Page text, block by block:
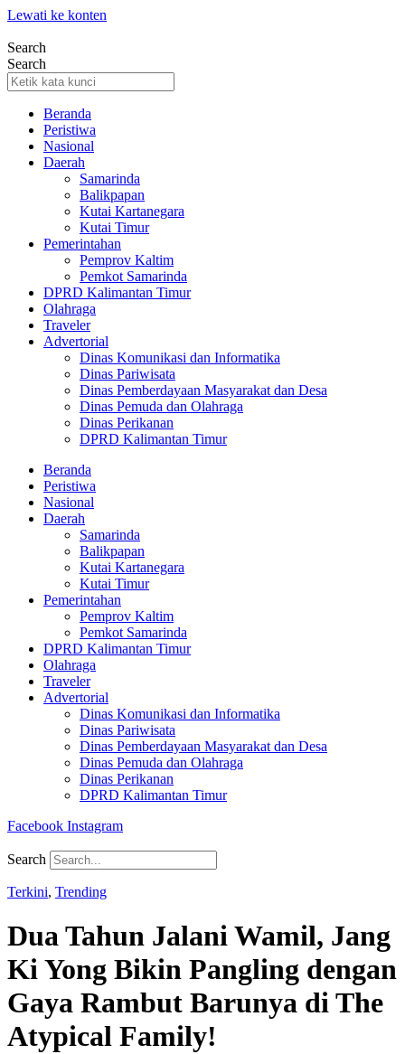
Lewati ke konten
Search
Search
Beranda
Peristiwa
Nasional
Daerah
Samarinda
Balikpapan
Kutai Kartanegara
Kutai Timur
Pemerintahan
Pemprov Kaltim
Pemkot Samarinda
DPRD Kalimantan Timur
Olahraga
Traveler
Advertorial
Dinas Komunikasi dan Informatika
Dinas Pariwisata
Dinas Pemberdayaan Masyarakat dan Desa
Dinas Pemuda dan Olahraga
Dinas Perikanan
DPRD Kalimantan Timur
Beranda
Peristiwa
Nasional
Daerah
Samarinda
Balikpapan
Kutai Kartanegara
Kutai Timur
Pemerintahan
Pemprov Kaltim
Pemkot Samarinda
DPRD Kalimantan Timur
Olahraga
Traveler
Advertorial
Dinas Komunikasi dan Informatika
Dinas Pariwisata
Dinas Pemberdayaan Masyarakat dan Desa
Dinas Pemuda dan Olahraga
Dinas Perikanan
DPRD Kalimantan Timur
Facebook Instagram
Search
Terkini, Trending
Dua Tahun Jalani Wamil, Jang
Ki Yong Bikin Pangling dengan
Gaya Rambut Barunya di The
Atypical Family!